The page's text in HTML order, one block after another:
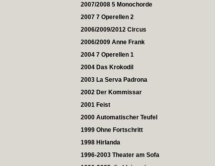
2007/2008 5 Monochorde
2007 7 Operellen 2
2006/2009/2012 Circus
2006/2009 Anne Frank
2004 7 Operellen 1
2004 Das Krokodil
2003 La Serva Padrona
2002 Der Kommissar
2001 Feist
2000 Automatischer Teufel
1999 Ohne Fortschritt
1998 Hirlanda
1996-2003 Theater am Sofa